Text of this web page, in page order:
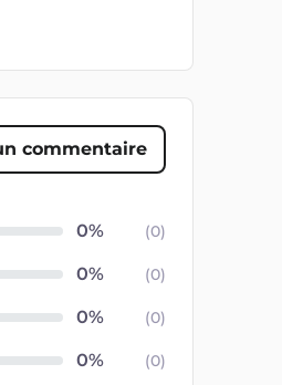
commentaire
(0)
(0)
(0)
(0)